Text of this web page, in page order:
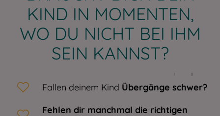
KIND IN MOMENTEN,
WO DU NICHT BEI IHM
SEIN KANNST?
Fallen deinem Kind Übergänge schwer?
Fehlen dir manchmal die richtigen